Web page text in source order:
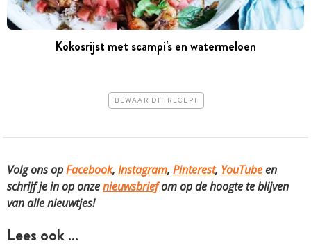
Kokosrijst met scampi's en watermeloen
BEWAAR DIT RECEPT
Volg ons opFacebook, Instagram, Pinterest, YouTubeen
schrijf je in op onzenieuwsbriefom op de hoogte te blijven
van alle nieuwtjes!
Lees ook …